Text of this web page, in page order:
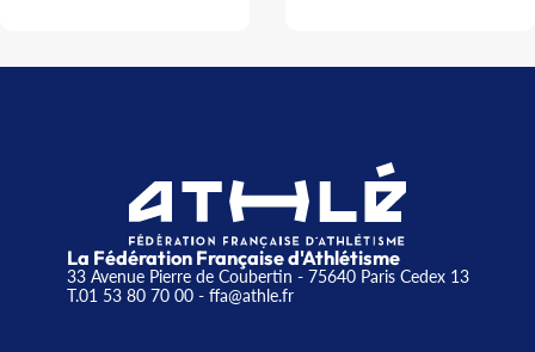
La Fédération Française d'Athlétisme
33 Avenue Pierre de Coubertin - 75640 Paris Cedex 13
T.01 53 80 70 00- ffa@athle.fr